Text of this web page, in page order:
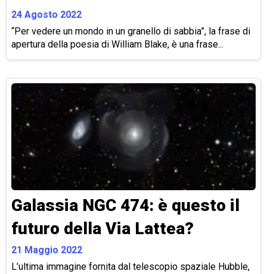
24 Agosto 2022
“Per vedere un mondo in un granello di sabbia”, la frase di
apertura della poesia di William Blake, è una frase...
Galassia NGC 474: è questo il
futuro della Via Lattea?
21 Maggio 2022
L’ultima immagine fornita dal telescopio spaziale Hubble,